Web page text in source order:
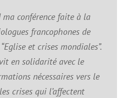
conférence faite à la
francophones de
et crises mondiales”.
en solidarité avec le
nécessaires vers le
crises qui l’affectent